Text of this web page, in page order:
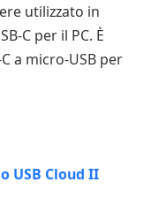
utilizzato in
C per il PC. È
a micro-USB per
USB Cloud II